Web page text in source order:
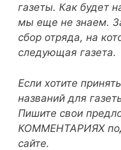
газеты. Как будет
мы еще не знаем.
сбор отряда, на
следующая газета.
Если хотите
названий для
Пишите свои
КОММЕНТАРИЯХ
сайте.